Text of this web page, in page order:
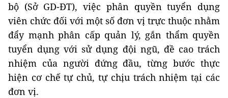
bộ (Sở GD-ĐT), việc phân quyền tuyển dụng
viên chức đối với một số đơn vị trực thuộc nhằm
đẩy mạnh phân cấp quản lý, gắn thẩm quyền
tuyển dụng với sử dụng đội ngũ, đề cao trách
nhiệm của người đứng đầu, từng bước thực
hiện cơ chế tự chủ, tự chịu trách nhiệm tại các
đơn vị.